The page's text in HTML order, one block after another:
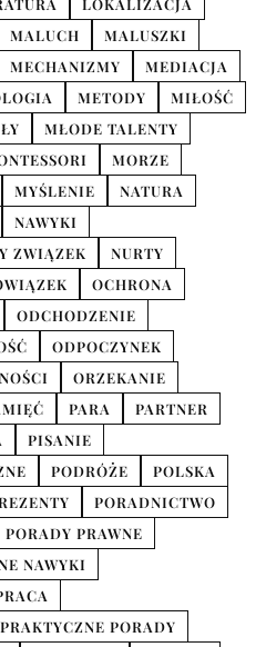
MALUCH
MALUSZKI
MECHANIZMY
MEDIACJA
METODY
MIŁOŚĆ
MŁODE TALENTY
MORZE
MYŚLENIE
NATURA
NAWYKI
ZWIĄZEK
NURTY
OCHRONA
ODCHODZENIE
ODPOCZYNEK
ORZEKANIE
PARA
PARTNER
PISANIE
PODRÓŻE
POLSKA
PORADNICTWO
PORADY PRAWNE
NAWYKI
PRAKTYCZNE PORADY